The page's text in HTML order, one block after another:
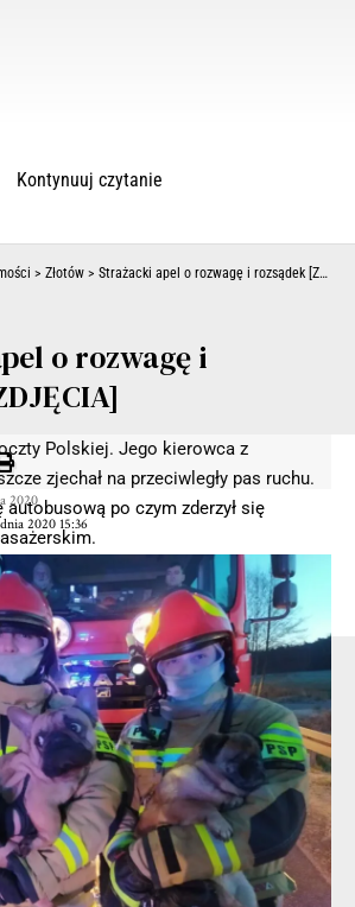
Polskiej. Jego kierowca z
zjechał na przeciwległy pas ruchu.
autobusową po czym zderzył się
potężna. Na miejscu zginęły dwie osoby.
pasażerskiego i jedna z pasażerek.
- Reklama -
Kontynuuj czytanie
> Złotów > Strażacki apel o rozwagę i rozsądek [ZDJĘCIA]
o rozwagę i
2020 15:36
2020